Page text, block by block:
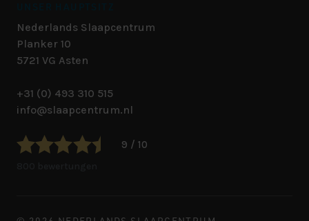
Nederlands Slaapcentrum
Planker 10
5721 VG Asten
+31 (0) 493 310 515
info@slaapcentrum.nl
9 / 10